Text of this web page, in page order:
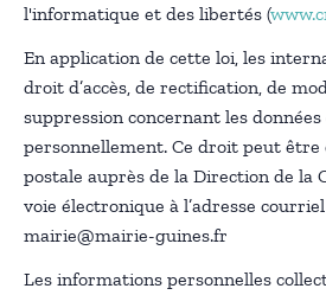
l'informatique et des libertés (
En application de cette loi, les
droit d’accès, de rectification, de
suppression concernant les
personnellement. Ce droit peut être
postale auprès de la Direction de la
voie électronique à l’adresse
mairie@mairie-guines.fr
Les informations personnelles